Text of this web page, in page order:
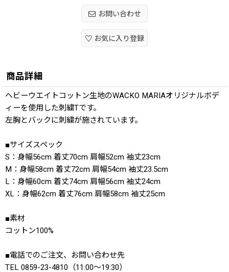
お問い合わせ
お気に入り登録
商品詳細
ヘビーウエイトコットン生地のWACKO MARIAオリジナルボデ
ィーを使用した刺繍Tです。
左胸とバックに刺繍が施されています。
■サイズスペック
S：身幅56cm 着丈70cm 肩幅52cm 袖丈23cm
M：身幅58cm 着丈72cm 肩幅54cm 袖丈23.5cm
L：身幅60cm 着丈74cm 肩幅56cm 袖丈24cm
XL：身幅62cm 着丈76cm 肩幅58cm 袖丈25cm
■素材
コットン100%
■電話でのご注文、お問い合わせ先
TEL 0859-23-4810（11:00〜19:30）